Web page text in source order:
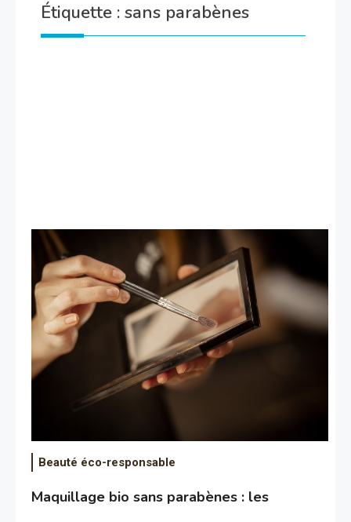
Étiquette : sans parabènes
Beauté éco-responsable
Maquillage bio sans parabènes : les